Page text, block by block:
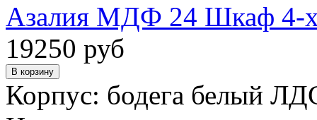
Азалия МДФ 24 Шкаф 4-х
19250 руб
Корпус: бодега белый